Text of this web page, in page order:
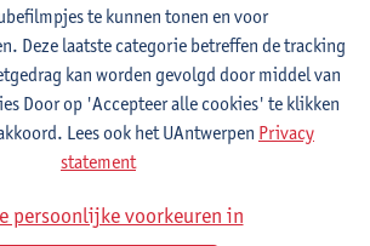
CookiebeleidGebruiksvoorwaarden
te kunnen tonen en voor
Deze laatste categorie betreffen de tracking
kan worden gevolgd door middel van
Door op 'Accepteer alle cookies' te klikken
Lees ook het UAntwerpen Privacy
statement
persoonlijke voorkeuren in